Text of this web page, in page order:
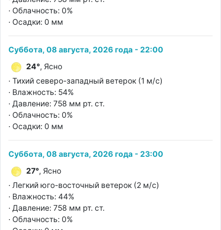
· Облачность: 0%
· Осадки: 0 мм
Суббота, 08 августа, 2026 года - 22:00
24°, Ясно
· Тихий северо-западный ветерок (1 м/с)
· Влажность: 54%
· Давление: 758 мм рт. ст.
· Облачность: 0%
· Осадки: 0 мм
Суббота, 08 августа, 2026 года - 23:00
27°, Ясно
· Легкий юго-восточный ветерок (2 м/с)
· Влажность: 44%
· Давление: 758 мм рт. ст.
· Облачность: 0%